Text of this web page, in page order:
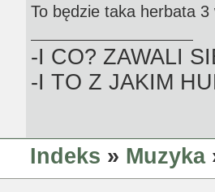
To będzie taka herbata 3
-I CO? ZAWALI
-I TO Z JAKIM
Indeks » Muzyka